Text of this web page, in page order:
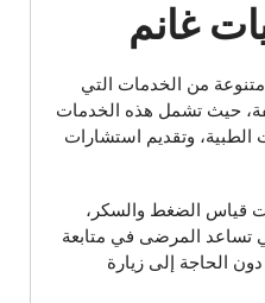
غانم
من الخدمات التي
حيث تشمل هذه الخدمات
الطبية، وتقديم استشارات
قياس الضغط والسكر،
تساعد المرضى في متابعة
الحاجة إلى زيارة